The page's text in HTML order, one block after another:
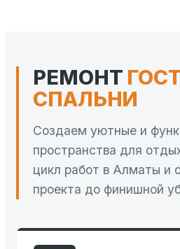
РЕМОНТ
СПАЛЬНИ
Создаем уютные и
пространства для
цикл работ в Алматы и
проекта до финишной